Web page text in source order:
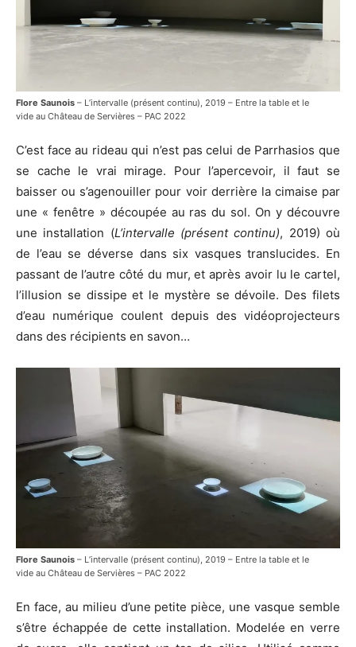
Flore Saunois – L’intervalle (présent continu), 2019 – Entre la table et le
vide au Château de Servières – PAC 2022
C’est face au rideau qui n’est pas celui de Parrhasios que
se cache le vrai mirage. Pour l’apercevoir, il faut se
baisser ou s’agenouiller pour voir derrière la cimaise par
une « fenêtre » découpée au ras du sol. On y découvre
une installation (L’intervalle (présent continu), 2019) où
de l’eau se déverse dans six vasques translucides. En
passant de l’autre côté du mur, et après avoir lu le cartel,
l’illusion se dissipe et le mystère se dévoile. Des filets
d’eau numérique coulent depuis des vidéoprojecteurs
dans des récipients en savon…
Flore Saunois – L’intervalle (présent continu), 2019 – Entre la table et le
vide au Château de Servières – PAC 2022
En face, au milieu d’une petite pièce, une vasque semble
s’être échappée de cette installation. Modelée en verre